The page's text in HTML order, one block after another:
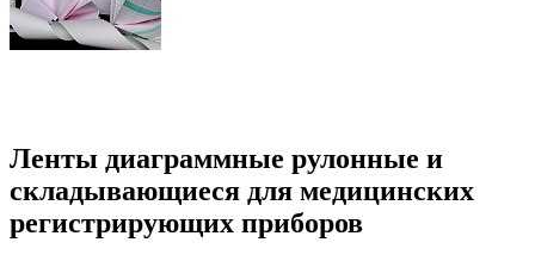
Ленты диаграммные рулонные и
складывающиеся для медицинских
регистрирующих приборов